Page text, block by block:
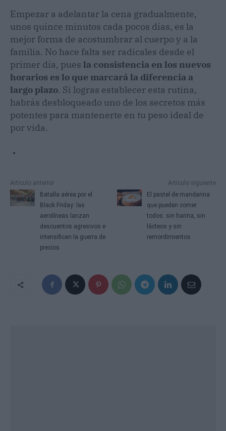
Empezar a adelantar la cena gradualmente,
unos quince minutos cada pocos días, es la
mejor forma de acostumbrar al cuerpo y a la
familia. No hace falta ser radicales desde el
primer día, pues la consistencia en los nuevos
horarios es lo que marcará la diferencia a
largo plazo. Si logras establecer esta rutina,
habrás desbloqueado uno de los secretos más
potentes para mantenerte en tu peso ideal de
por vida.
Artículo anterior
Batalla aérea por el
Black Friday: las
aerolíneas lanzan
descuentos agresivos e
intensifican la guerra de
precios
Artículo siguiente
El pastel de mandarina
que pueden comer
todos: sin harina, sin
lácteos y sin
remordimientos